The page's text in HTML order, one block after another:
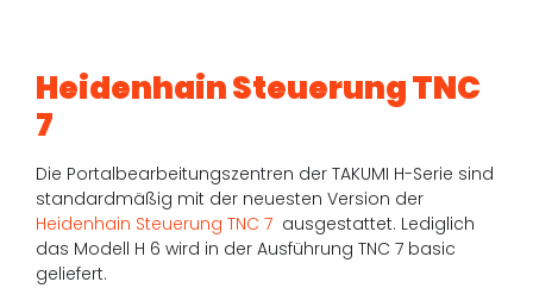
Heidenhain Steuerung TNC
7
Die Portalbearbeitungszentren der TAKUMI H-Serie sind
standardmäßig mit der neuesten Version der
Heidenhain Steuerung TNC 7 ausgestattet. Lediglich
das Modell H 6 wird in der Ausführung TNC 7 basic
geliefert.